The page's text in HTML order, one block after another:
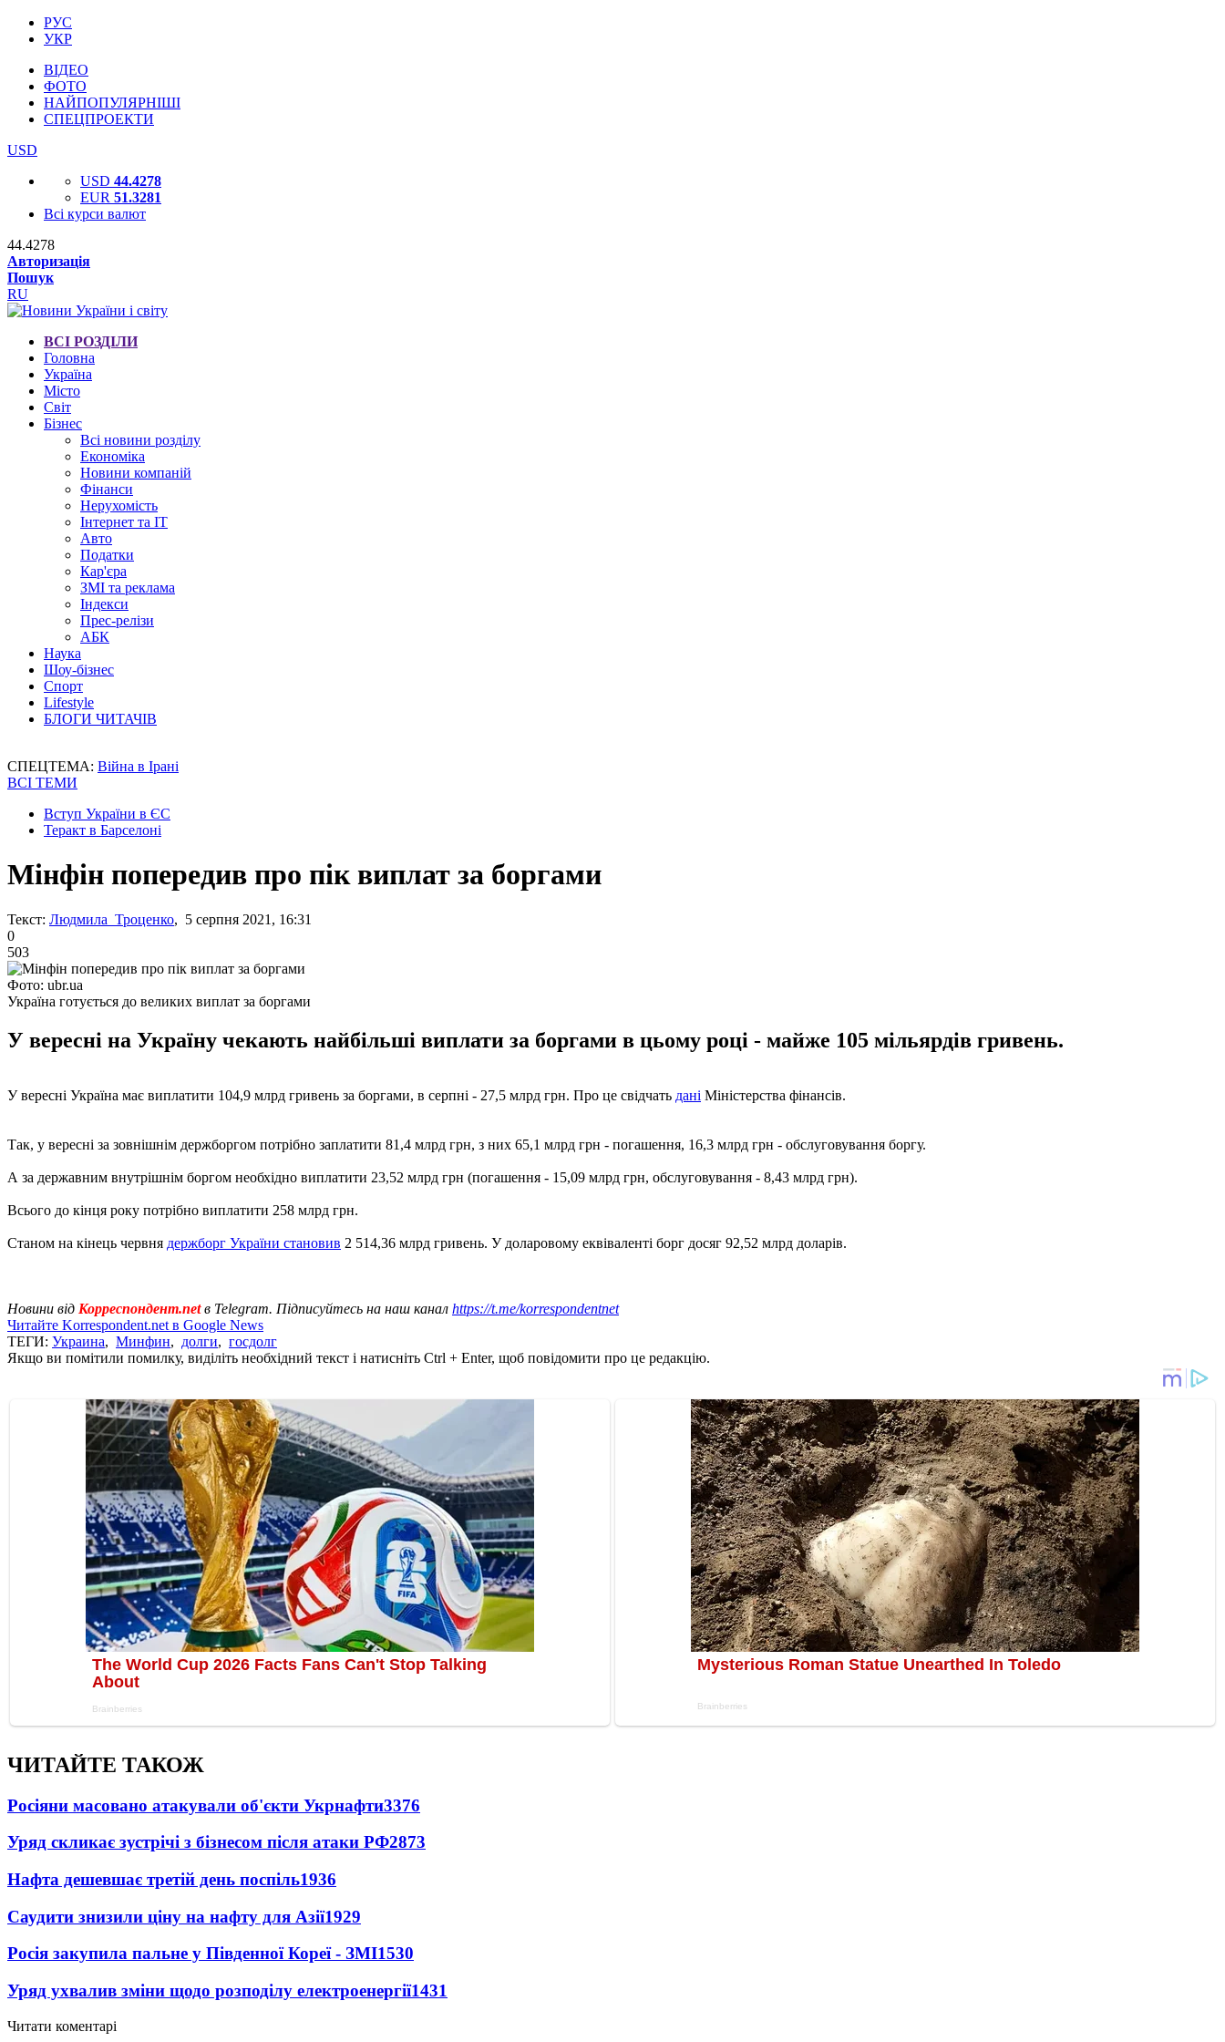
РУС
УКР
ВІДЕО
ФОТО
НАЙПОПУЛЯРНІШІ
СПЕЦПРОЕКТИ
USD
USD 44.4278
EUR 51.3281
Всі курси валют
44.4278
Авторизація
Пошук
RU
ВСІ РОЗДІЛИ
Головна
Україна
Місто
Світ
Бізнес
Всі новини розділу
Економіка
Новини компаній
Фінанси
Нерухомість
Інтернет та IT
Авто
Податки
Кар'єра
ЗМІ та реклама
Індекси
Прес-релізи
АБК
Наука
Шоу-бізнес
Спорт
Lifestyle
БЛОГИ ЧИТАЧІВ
СПЕЦТЕМА: Війна в Ірані
ВСІ ТЕМИ
Вступ України в ЄС
Теракт в Барселоні
Мінфін попередив про пік виплат за боргами
Текст: Людмила Троценко, 5 серпня 2021, 16:31
0
503
Фото: ubr.ua
Україна готується до великих виплат за боргами
У вересні на Україну чекають найбільші виплати за боргами в цьому році - майже 105 мільярдів гривень.
У вересні Україна має виплатити 104,9 млрд гривень за боргами, в серпні - 27,5 млрд грн. Про це свідчать дані Міністерства фінансів.
Так, у вересні за зовнішнім держборгом потрібно заплатити 81,4 млрд грн, з них 65,1 млрд грн - погашення, 16,3 млрд грн - обслуговування боргу.
А за державним внутрішнім боргом необхідно виплатити 23,52 млрд грн (погашення - 15,09 млрд грн, обслуговування - 8,43 млрд грн).
Всього до кінця року потрібно виплатити 258 млрд грн.
Станом на кінець червня держборг України становив 2 514,36 млрд гривень. У доларовому еквіваленті борг досяг 92,52 млрд доларів.
Новини від Корреспондент.netв Telegram. Підписуйтесь на наш канал https://t.me/korrespondentnet
Читайте Korrespondent.net в Google News
ТЕГИ: Украина, Минфин, долги, госдолг
Якщо ви помітили помилку, виділіть необхідний текст і натисніть Ctrl + Enter, щоб повідомити про це редакцію.
ЧИТАЙТЕ ТАКОЖ
Росіяни масовано атакували об'єкти Укрнафти3376
Уряд скликає зустрічі з бізнесом після атаки РФ2873
Нафта дешевшає третій день поспіль1936
Саудити знизили ціну на нафту для Азії1929
Росія закупила пальне у Південної Кореї - ЗМІ1530
Уряд ухвалив зміни щодо розподілу електроенергії1431
Читати коментарі